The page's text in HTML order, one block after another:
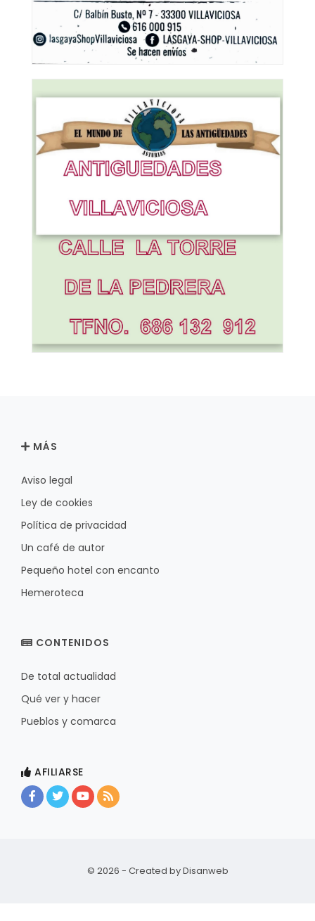
MÁS
Aviso legal
Ley de cookies
Política de privacidad
Un café de autor
Pequeño hotel con encanto
Hemeroteca
CONTENIDOS
De total actualidad
Qué ver y hacer
Pueblos y comarca
AFILIARSE
© 2026 - Created byDisanweb